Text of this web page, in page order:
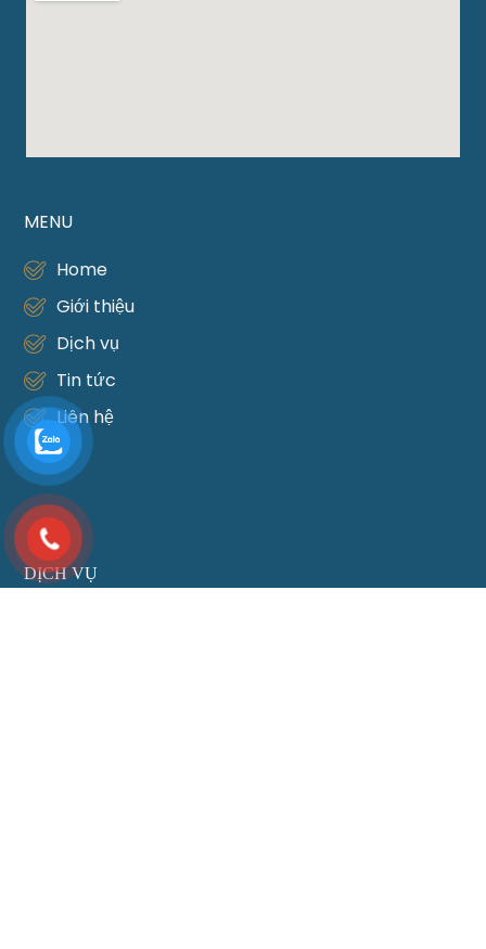
MENU
Home
Giới thiệu
Dịch vụ
Tin tức
Liên hệ
DỊCH VỤ